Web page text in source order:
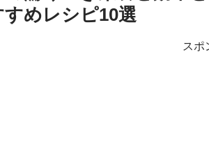
すめレシピ10選
スポ